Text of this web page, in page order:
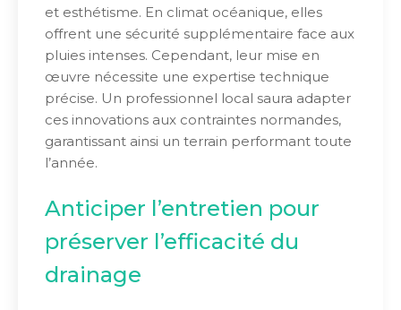
et esthétisme. En climat océanique, elles
offrent une sécurité supplémentaire face aux
pluies intenses. Cependant, leur mise en
œuvre nécessite une expertise technique
précise. Un professionnel local saura adapter
ces innovations aux contraintes normandes,
garantissant ainsi un terrain performant toute
l’année.
Anticiper l’entretien pour
préserver l’efficacité du
drainage